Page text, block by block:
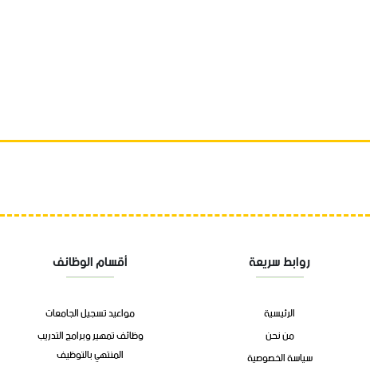
روابط سريعة
الرئيسية
من نحن
سياسة الخصوصية
أقسام الوظائف
مواعيد تسجيل الجامعات
وظائف تمهير وبرامج التدريب
المنتهي بالتوظيف